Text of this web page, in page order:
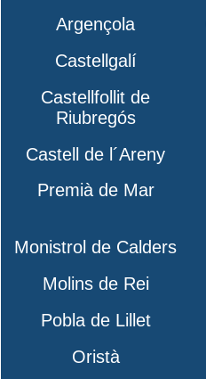
Argençola
Castellgalí
Castellfollit de
Riubregós
Castell de l´Areny
Premià de Mar
Monistrol de Calders
Molins de Rei
Pobla de Lillet
Oristà